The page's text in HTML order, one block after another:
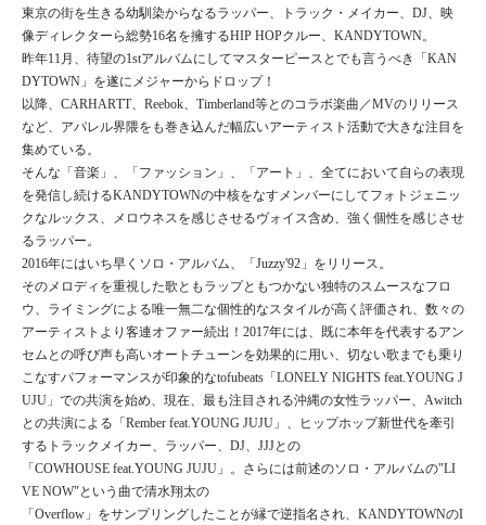
東京の街を生きる幼馴染からなるラッパー、トラック・メイカー、DJ、映
像ディレクターら総勢16名を擁するHIP HOPクルー、KANDYTOWN。
昨年11月、待望の1stアルバムにしてマスターピースとでも言うべき「KAN
DYTOWN」を遂にメジャーからドロップ！
以降、CARHARTT、Reebok、Timberland等とのコラボ楽曲／MVのリリース
など、アパレル界隈をも巻き込んだ幅広いアーティスト活動で大きな注目を
集めている。
そんな「音楽」、「ファッション」、「アート」、全てにおいて自らの表現
を発信し続けるKANDYTOWNの中核をなすメンバーにしてフォトジェニッ
クなルックス、メロウネスを感じさせるヴォイス含め、強く個性を感じさせ
るラッパー。
2016年にはいち早くソロ・アルバム、「Juzzy'92」をリリース。
そのメロディを重視した歌ともラップともつかない独特のスムースなフロ
ウ、ライミングによる唯一無二な個性的なスタイルが高く評価され、数々の
アーティストより客連オファー続出！2017年には、既に本年を代表するアン
セムとの呼び声も高いオートチューンを効果的に用い、切ない歌までも乗り
こなすパフォーマンスが印象的なtofubeats「LONELY NIGHTS feat.YOUNG J
UJU」での共演を始め、現在、最も注目される沖縄の女性ラッパー、Awitch
との共演による「Rember feat.YOUNG JUJU」、ヒップホップ新世代を牽引
するトラックメイカー、ラッパー、DJ、JJJとの
「COWHOUSE feat.YOUNG JUJU」。さらには前述のソロ・アルバムの"LI
VE NOW"という曲で清水翔太の
「Overflow」をサンプリングしたことが縁で逆指名され、KANDYTOWNのI